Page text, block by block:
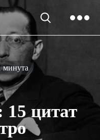
минута
15 цитат